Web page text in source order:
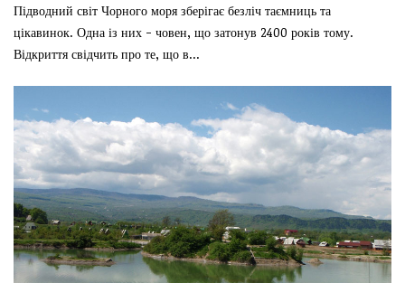
Підводний світ Чорного моря зберігає безліч таємниць та
цікавинок. Одна із них - човен, що затонув 2400 років тому.
Відкриття свідчить про те, що в...